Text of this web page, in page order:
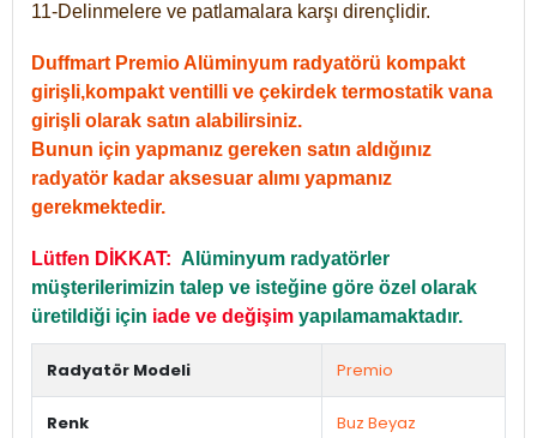
11-Delinmelere ve patlamalara karşı dirençlidir.
Duffmart Premio Alüminyum radyatörü kompakt
girişli,kompakt ventilli ve çekirdek termostatik vana
girişli olarak satın alabilirsiniz.
Bunun için yapmanız gereken satın aldığınız
radyatör kadar aksesuar alımı yapmanız
gerekmektedir.
Lütfen DİKKAT: Alüminyum radyatörler
müşterilerimizin talep ve isteğine göre özel olarak
üretildiği için iade ve değişim yapılamamaktadır.
Radyatör Modeli Premio
Renk Buz Beyaz